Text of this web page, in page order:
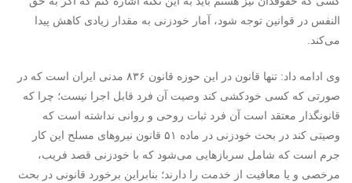
النفس در قوانین توجه شود، آمار خودزنی به مقدار زیادی کاهش پیدا
می‌کند.
وی ادامه داد: تنها قانون در این حوزه قانون ۸۳۶ مدنی ایران است که در
صورتی که کسی خودکشی کند وصیت آن فرد قابل اجرا نیست؛ چرا که
قانونگذار معتقد است آن فرد ثبات روحی و روانی نداشته است که
وصیتی کند در بحث خودزنی در ماده ۵۱ قانون نیروهای مسلح این کار
جرم است که شامل سربازهایی می‌شود که با خودزنی قصد فریب،
مرخصی و یا معافیت از خدمت را دارند؛ بنابراین برخورد قانونی در بحث